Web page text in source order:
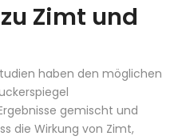
Zimt und
haben den möglichen
gemischt und
die Wirkung von Zimt,